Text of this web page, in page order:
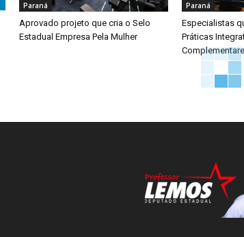
Paraná
Aprovado projeto que cria o Selo
Estadual Empresa Pela Mulher
Paraná
Especialistas
Práticas